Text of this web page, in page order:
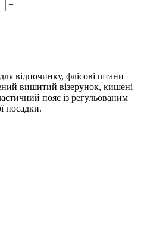
+
відпочинку, флісові штани
вишитий візерунок, кишені
пояс із регульованим
посадки.